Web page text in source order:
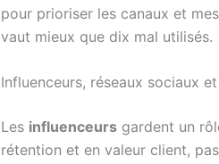
pour prioriser les canaux et
vaut mieux que dix mal utilisés.
Influenceurs, réseaux sociaux
Les influenceurs gardent un
rétention et en valeur client,